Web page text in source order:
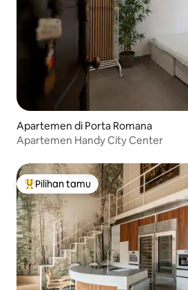
Apartemen di Porta Romana
Apartemen Handy City Center
Pilihan tamu terpopuler
Pilihan tamu